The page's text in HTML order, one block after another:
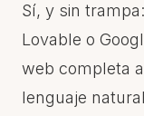
Sí, y sin
Lovable o
web completa
lenguaje